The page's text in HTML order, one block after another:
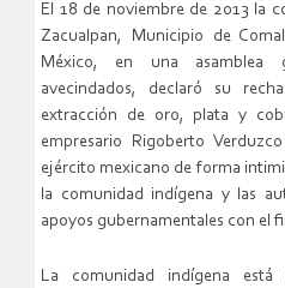
El 18 de noviembre de 2013 la
Zacualpan, Municipio de
México, en una asamblea
avecindados, declaró su
extracción de oro, plata y
empresario Rigoberto
ejército mexicano de forma
la comunidad indígena y las
apoyos gubernamentales con el
La comunidad indígena